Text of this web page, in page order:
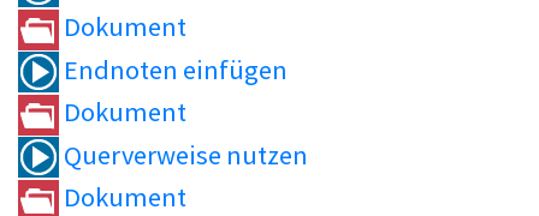
Dokument
Endnoten einfügen
Dokument
Querverweise nutzen
Dokument